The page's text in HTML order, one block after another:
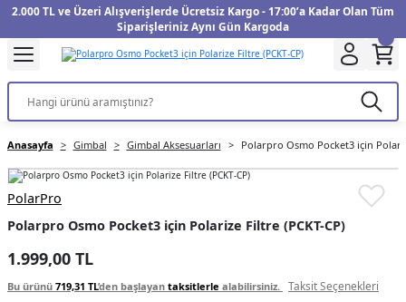
2.000 TL ve Üzeri Alışverişlerde Ücretsiz Kargo - 17:00’a Kadar Olan Tüm
Siparişleriniz Aynı Gün Kargoda
Geri Dön
Aksesuarları
Geri Dön
Geri Dön
Geri Dön
Geri Dön
Geri Dön
Geri Dön
Geri Dön
Geri Dön
Geri Dön
Geri Dön
Geri Dön
Anasayfa Gimbal Gimbal Aksesuarları Polarpro Osmo Pocket3 için
PolarPro
Polarpro Osmo Pocket3 için Polarize Filtre (PCKT-CP)
1.999,00 TL
Bu ürünü 719,31 TL’den başlayan taksitlerle alabilirsiniz. Taksit Seçenekleri